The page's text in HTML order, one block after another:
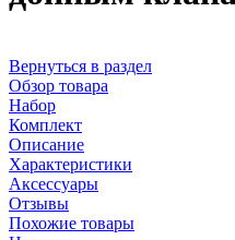
Вернуться в раздел
Обзор товара
Набор
Комплект
Описание
Характеристики
Аксессуары
Отзывы
Похожие товары